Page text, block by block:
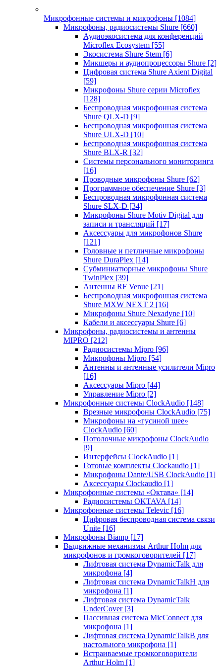
Микрофонные системы и микрофоны [1084]
Микрофоны, радиосистемы Shure [660]
Аудиоэкосистема для конференций
Microflex Ecosystem [55]
Экосистема Shure Stem [6]
Микшеры и аудиопроцессоры Shure [2]
Цифровая система Shure Axient Digital
[59]
Микрофоны Shure серии Microflex
[128]
Беспроводная микрофонная система
Shure QLX-D [9]
Беспроводная микрофонная система
Shure ULX-D [10]
Беспроводная микрофонная система
Shure BLX-R [32]
Системы персонального мониторинга
[16]
Проводные микрофоны Shure [62]
Программное обеспечение Shure [3]
Беспроводная микрофонная система
Shure SLX-D [34]
Микрофоны Shure Motiv Digital для
записи и трансляций [17]
Аксессуары для микрофонов Shure
[121]
Головные и петличные микрофоны
Shure DuraPlex [14]
Субминиатюрные микрофоны Shure
TwinPlex [39]
Антенны RF Venue [21]
Беспроводная микрофонная система
Shure MXW NEXT 2 [16]
Микрофоны Shure Nexadyne [10]
Кабели и аксессуары Shure [6]
Микрофоны, радиосистемы и антенны
MIPRO [212]
Радиосистемы Mipro [96]
Микрофоны Mipro [54]
Антенны и антенные усилители Mipro
[16]
Аксессуары Mipro [44]
Управление Mipro [2]
Микрофонные системы ClockAudio [148]
Врезные микрофоны ClockAudio [75]
Микрофоны на «гусиной шее»
ClockAudio [60]
Потолочные микрофоны ClockAudio
[9]
Интерфейсы ClockAudio [1]
Готовые комплекты Clockaudio [1]
Микрофоны Dante/USB ClockAudio [1]
Аксессуары Clockaudio [1]
Микрофонные системы «Октава» [14]
Радиосистемы OKTAVA [14]
Микрофонные системы Televic [16]
Цифровая беспроводная система связи
Unite [16]
Микрофоны Biamp [17]
Выдвижные механизмы Arthur Holm для
микрофонов и громкоговорителей [17]
Лифтовая система DynamicTalk для
микрофона [4]
Лифтовая система DynamicTalkH для
микрофона [1]
Лифтовая система DynamicTalk
UnderCover [3]
Пассивная система MicConnect для
микрофона [1]
Лифтовая система DynamicTalkB для
настольного микрофона [1]
Встраиваемые громкоговорители
Arthur Holm [1]